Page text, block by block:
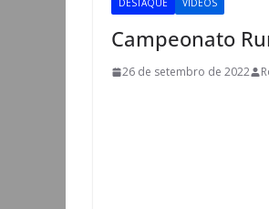
DESTAQUE VÍDEOS
Campeonato
26 de setembro de 2022